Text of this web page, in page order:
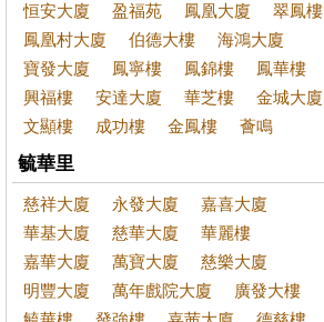
恒安大廈
盈福苑 鳳凰大廈
翠鳳樓
鳳凰村大廈
伯德大樓
海鴻大廈
寶發大廈
鳳寧樓 鳳錦樓
鳳華樓
興福樓
安達大廈 華芝樓
金城大廈
文顯樓
成功樓 金鳳樓 薈鳴
毓華里
慈祥大廈 永發大廈
嘉喜大廈
華基大廈
慈華大廈
華麗樓
嘉華大廈
萬寶大廈
慈樂大廈
明豐大廈
萬年戲院大廈
廣發大樓